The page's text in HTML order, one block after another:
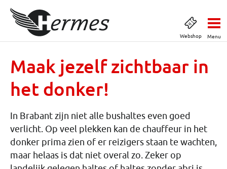
Webshop Menu
Maak jezelf zichtbaar in
het donker!
In Brabant zijn niet alle bushaltes even goed
verlicht. Op veel plekken kan de chauffeur in het
donker prima zien of er reizigers staan te wachten,
maar helaas is dat niet overal zo. Zeker op